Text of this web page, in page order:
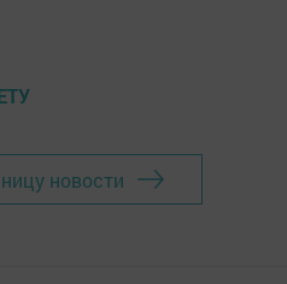
новости